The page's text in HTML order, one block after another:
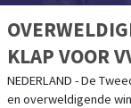
KLAP VOOR
NEDERLAND - De
en overweldigende